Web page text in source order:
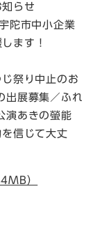
らせ
陀市中小企業
ます！
祭り中止のお
出展募集／ふれ
演あきの螢能
信じて大丈
）